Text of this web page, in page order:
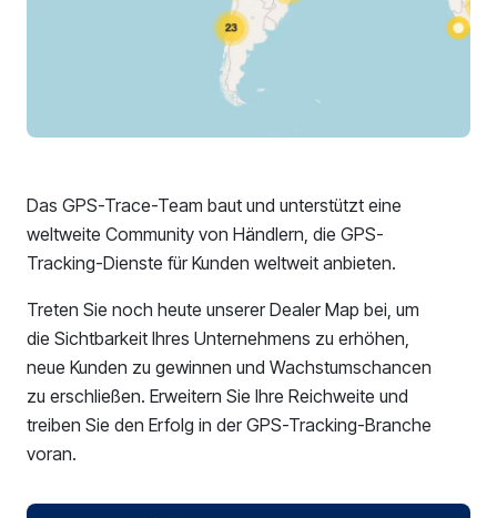
Das GPS-Trace-Team baut und unterstützt eine
weltweite Community von Händlern, die GPS-
Tracking-Dienste für Kunden weltweit anbieten.
Treten Sie noch heute unserer Dealer Map bei, um
die Sichtbarkeit Ihres Unternehmens zu erhöhen,
neue Kunden zu gewinnen und Wachstumschancen
zu erschließen. Erweitern Sie Ihre Reichweite und
treiben Sie den Erfolg in der GPS-Tracking-Branche
voran.